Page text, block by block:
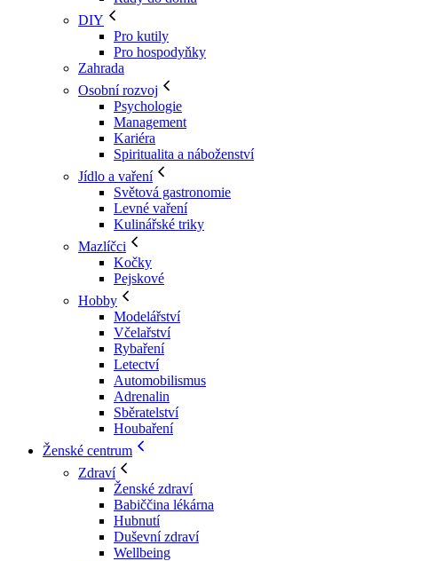
DIY
Pro kutily
Pro hospodyňky
Zahrada
Osobní rozvoj
Psychologie
Management
Kariéra
Spiritualita a náboženství
Jídlo a vaření
Světová gastronomie
Levné vaření
Kulinářské triky
Mazlíčci
Kočky
Pejskové
Hobby
Modelářství
Včelařství
Rybaření
Letectví
Automobilismus
Adrenalin
Sběratelství
Houbaření
Ženské centrum
Zdraví
Ženské zdraví
Babiččina lékárna
Hubnutí
Duševní zdraví
Wellbeing